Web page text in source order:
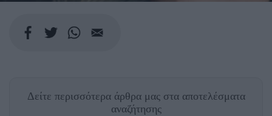
Δείτε περισσότερα άρθρα μας στα αποτελέσματα
αναζήτησης